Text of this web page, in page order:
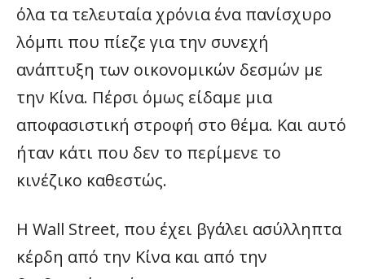
όλα τα τελευταία χρόνια ένα πανίσχυρο
λόμπι που πίεζε για την συνεχή
ανάπτυξη των οικονομικών δεσμών με
την Κίνα. Πέρσι όμως είδαμε μια
αποφασιστική στροφή στο θέμα. Και αυτό
ήταν κάτι που δεν το περίμενε το
κινέζικο καθεστώς.
Η Wall Street, που έχει βγάλει ασύλληπτα
κέρδη από την Κίνα και από την